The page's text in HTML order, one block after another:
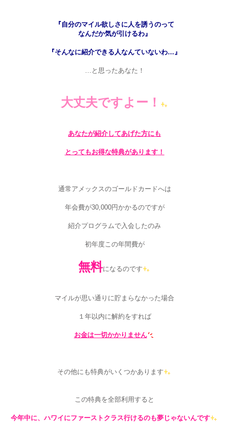
『自分のマイル欲しさに人を誘うのって
なんだか気が引けるわ』
『そんなに紹介できる人なんていないわ…』
…と思ったあなた！
大丈夫ですよー！
あなたが紹介してあげた方にも
とってもお得な特典があります！
通常アメックスのゴールドカードへは
年会費が30,000円かかるのですが
紹介プログラムで入会したのみ
初年度この年間費が
無料になるのです
マイルが思い通りに貯まらなかった場合
１年以内に解約をすれば
お金は一切かかりません
その他にも特典がいくつかあります
この特典を全部利用すると
今年中に、ハワイにファーストクラス行けるのも夢じゃないんです